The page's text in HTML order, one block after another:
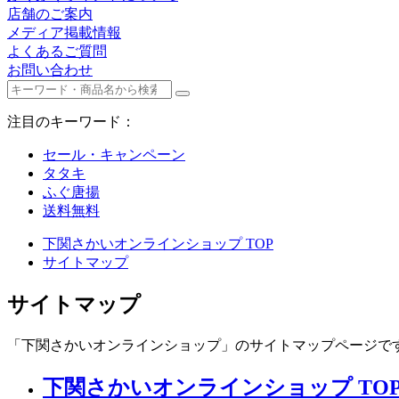
店舗のご案内
メディア掲載情報
よくあるご質問
お問い合わせ
注目のキーワード：
セール・キャンペーン
タタキ
ふぐ唐揚
送料無料
下関さかいオンラインショップ TOP
サイトマップ
サイトマップ
「下関さかいオンラインショップ」のサイトマップページで
下関さかいオンラインショップ